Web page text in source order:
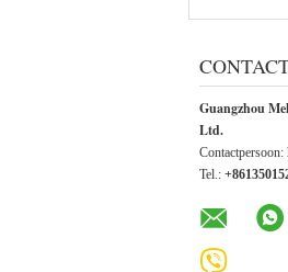
Guangzhou
Ltd.
Contactpersoon:
Tel.: